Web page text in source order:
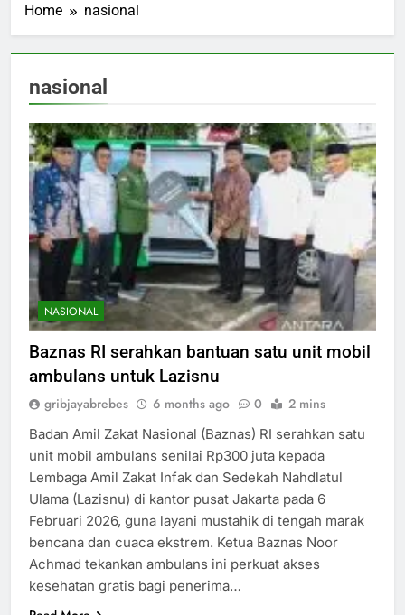
Home nasional
nasional
NASIONAL
Baznas RI serahkan bantuan satu unit mobil
ambulans untuk Lazisnu
gribjayabrebes 6 months ago 0 2 mins
Badan Amil Zakat Nasional (Baznas) RI serahkan satu
unit mobil ambulans senilai Rp300 juta kepada
Lembaga Amil Zakat Infak dan Sedekah Nahdlatul
Ulama (Lazisnu) di kantor pusat Jakarta pada 6
Februari 2026, guna layani mustahik di tengah marak
bencana dan cuaca ekstrem.​ Ketua Baznas Noor
Achmad tekankan ambulans ini perkuat akses
kesehatan gratis bagi penerima…